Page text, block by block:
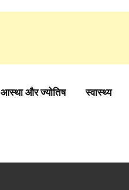
आस्था और ज्योतिष स्वास्थ्य